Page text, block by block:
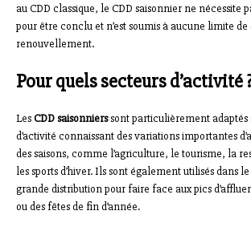
au CDD classique, le CDD saisonnier ne nécessite
pour être conclu et n’est soumis à aucune limite de
renouvellement.
Pour quels secteurs d’activité
LesCDD saisonnierssont particulièrement adaptés
d’activité connaissant des variations importantes
des saisons, comme l’agriculture, le tourisme, la
les sports d’hiver. Ils sont également utilisés dans
grande distribution pour faire face aux pics
ou des fêtes de fin d’année.